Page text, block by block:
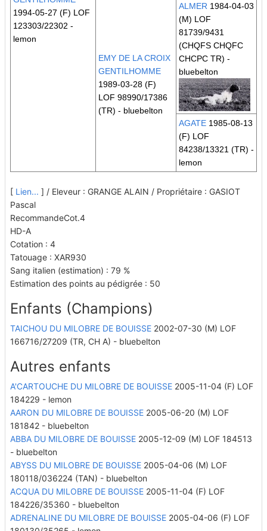
1994-05-27 (F) LOF
123303/22302 -
lemon
EMY DE LA CROIX
GENTILHOMME
1989-03-28 (F)
LOF 98990/17386
(TR) - bluebelton
ALMER 1984-04-03
(M) LOF
81739/9431
(CHQFS CHQFC
CHCPC TR) -
bluebelton
AGATE 1985-08-13
(F) LOF
84238/13321 (TR) -
lemon
[ Lien... ] / Eleveur : GRANGE ALAIN / Propriétaire : GASIOT
Pascal
RecommandeCot.4
HD-A
Cotation : 4
Tatouage : XAR930
Sang italien (estimation) : 79 %
Estimation des points au pédigrée : 50
Enfants (Champions)
TAICHOU DU MILOBRE DE BOUISSE 2002-07-30 (M) LOF
166716/27209 (TR, CH A) - bluebelton
Autres enfants
A'CARTOUCHE DU MILOBRE DE BOUISSE 2005-11-04 (F) LOF
184229 - lemon
AARON DU MILOBRE DE BOUISSE 2005-06-20 (M) LOF
181842 - bluebelton
ABBA DU MILOBRE DE BOUISSE 2005-12-09 (M) LOF 184513
- bluebelton
ABYSS DU MILOBRE DE BOUISSE 2005-04-06 (M) LOF
180118/036224 (TAN) - bluebelton
ACQUA DU MILOBRE DE BOUISSE 2005-11-04 (F) LOF
184226/35360 - bluebelton
ADRENALINE DU MILOBRE DE BOUISSE 2005-04-06 (F) LOF